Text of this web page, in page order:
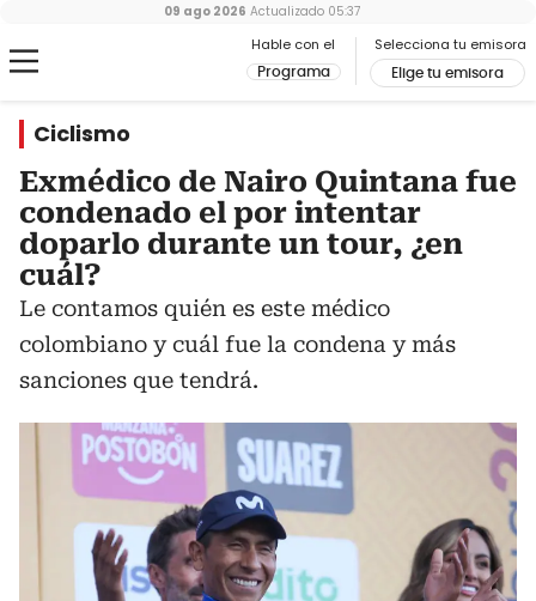
Hable con el
Programa
Selecciona tu emisora
Elige tu emisora
09 ago 2026 Actualizado 05:37
Ciclismo
Exmédico de Nairo Quintana fue
condenado el por intentar
doparlo durante un tour, ¿en
cuál?
Le contamos quién es este médico
colombiano y cuál fue la condena y más
sanciones que tendrá.